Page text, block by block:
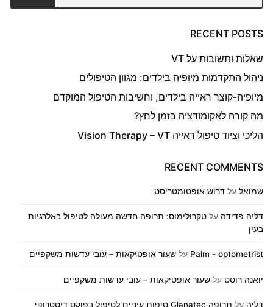
RECENT POSTS
שאלות ותשובות על VT
ניהול התקדמות מיופיה בילדים: מגוון הטיפולים
מיופיה-קוצר ראייה בילדים, וחשיבות הטיפול המוקדם
מה קורה לאקומודציה בזמן לחץ?
הליכי וציוד טיפול ראייה Vision Therapy – VT
RECENT COMMENTS
שמואל על דרוש אופטומטריסט
דליה פדידה על טקרולימוס: תרופה חדשה מעולה לטיפול באלרגיות
בעין
Palm - optometrist על שעור אופטיקאות – עובי עדשות משקפיים
יואנה רוסט על שעור אופטיקאות – עובי עדשות משקפיים
דליה על תרופה Glanatec טיפות עיניים לטיפול בפוקס דיסטרופי